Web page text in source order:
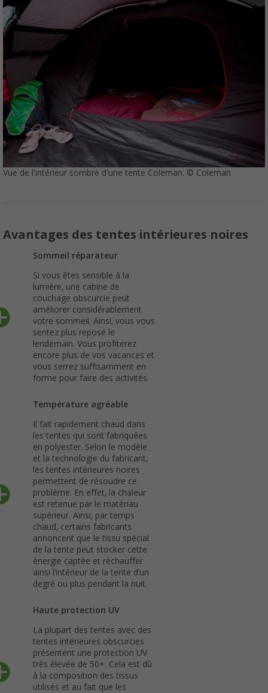
Vue de l'intérieur sombre d'une tente Coleman. © Coleman
Avantages des tentes intérieures noires
Sommeil réparateur
Si vous êtes sensible à la
lumière, une cabine de
couchage obscurcie peut
améliorer considérablement
votre sommeil. Ainsi, vous vous
sentez plus reposé le
lendemain. Vous profiterez
encore plus de vos vacances et
vous serrez suffisamment en
forme pour faire des activités.
Température agréable
Il fait rapidement chaud dans
les tentes qui sont fabriquées
en polyester. Selon le modèle
et la technologie du fabricant,
les tentes intérieures noires
permettent de résoudre ce
problème. En effet, la chaleur
est retenue par le matériau
supérieur. Ainsi, par temps
chaud, certains fabricants
annoncent que le tissu spécial
de la tente peut stocker cette
énergie captée et réchauffer
ainsi l’intérieur de la tente d’un
degré ou plus pendant la nuit.
Haute protection UV
La plupart des tentes avec des
tentes intérieures obscurcies
présentent une protection UV
très élevée de 50+. Cela est dû
à la composition des tissus
utilisés et au fait que les